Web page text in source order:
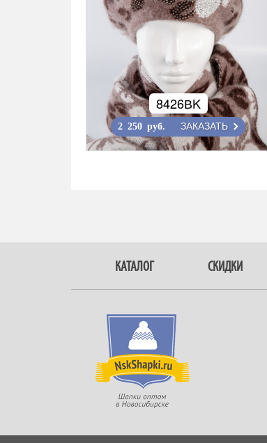
8426ВK
2 250 руб. ЗАКАЗАТЬ
КАТАЛОГ СКИДКИ